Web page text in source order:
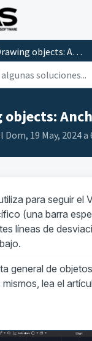
principal
objects: Anchored VWAP
objects:
19 May, 2024 a
para seguir el
(una barra
líneas de
general de
lea el